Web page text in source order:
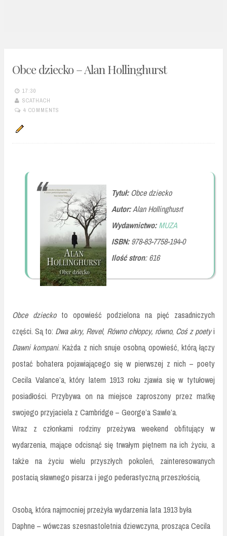
Obce dziecko – Alan Hollinghurst
17:30
SCATHACH
4 COMMENTS
Tytuł:Obce dziecko
Autor:Alan Hollinghusrt
Wydawnictwo:MUZA
ISBN: 978-83-7758-194-0
Ilość stron:616
Obce dziecko to opowieść podzielona na pięć zasadniczych
części. Są to: Dwa akry, Revel, Równo chłopcy, równo, Coś z poetyi
Dawni kompani. Każda z nich snuje osobną opowieść, którą łączy
postać bohatera pojawiającego się w pierwszej z nich – poety
Cecila Valance’a, który latem 1913 roku zjawia się w tytułowej
posiadłości. Przybywa on na miejsce zaproszony przez matkę
swojego przyjaciela z Cambridge – George’a Sawle’a.
Wraz z członkami rodziny przeżywa weekend obfitujący w
wydarzenia, mające odcisnąć się trwałym piętnem na ich życiu, a
także na życiu wielu przyszłych pokoleń, zainteresowanych
postacią sławnego pisarza i jego pederastyczną przeszłością.
Osobą, która najmocniej przeżyła wydarzenia lata 1913 była
Daphne – wówczas szesnastoletnia dziewczyna, prosząca Cecila